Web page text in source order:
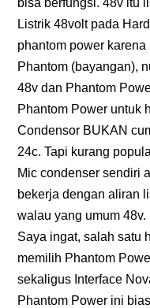
bisa berfungsi. 48v itu
Listrik 48volt pada
phantom power
Phantom (bayangan),
48v dan Phantom
Phantom Power untuk
Condensor BUKAN
24c. Tapi kurang
Mic condenser sendiri
bekerja dengan aliran
walau yang umum 48v.
Saya ingat, salah satu
memilih Phantom
sekaligus Interface
Phantom Power ini